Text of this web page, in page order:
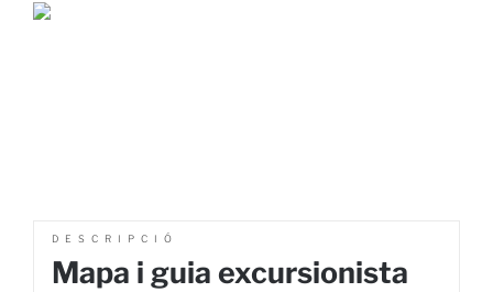
DESCRIPCIÓ
Mapa i guia excursionista